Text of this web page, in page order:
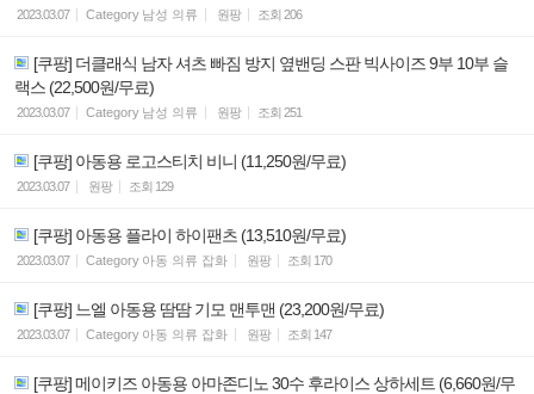
2023.03.07 Category 남성 의류 원팡 조회 206
[쿠팡] 더클래식 남자 셔츠 빠짐 방지 옆밴딩 스판 빅사이즈 9부 10부 슬
랙스 (22,500원/무료)
2023.03.07 Category 남성 의류 원팡 조회 251
[쿠팡] 아동용 로고스티치 비니 (11,250원/무료)
2023.03.07 원팡 조회 129
[쿠팡] 아동용 플라이 하이팬츠 (13,510원/무료)
2023.03.07 Category 아동 의류 잡화 원팡 조회 170
[쿠팡] 느엘 아동용 땀땀 기모 맨투맨 (23,200원/무료)
2023.03.07 Category 아동 의류 잡화 원팡 조회 147
[쿠팡] 메이키즈 아동용 아마존디노 30수 후라이스 상하세트 (6,660원/무